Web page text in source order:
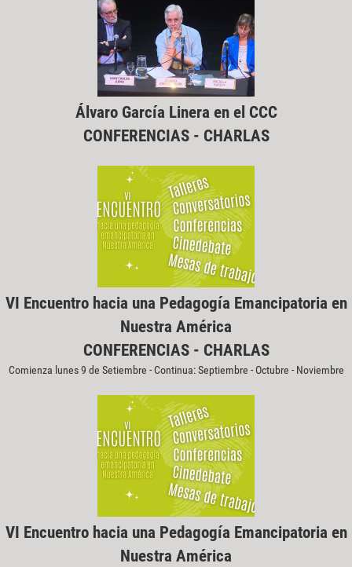
Álvaro García Linera en el CCC
CONFERENCIAS - CHARLAS
VI Encuentro hacia una Pedagogía Emancipatoria en
Nuestra América
CONFERENCIAS - CHARLAS
Comienza lunes 9 de Setiembre - Continua: Septiembre - Octubre - Noviembre
VI Encuentro hacia una Pedagogía Emancipatoria en
Nuestra América